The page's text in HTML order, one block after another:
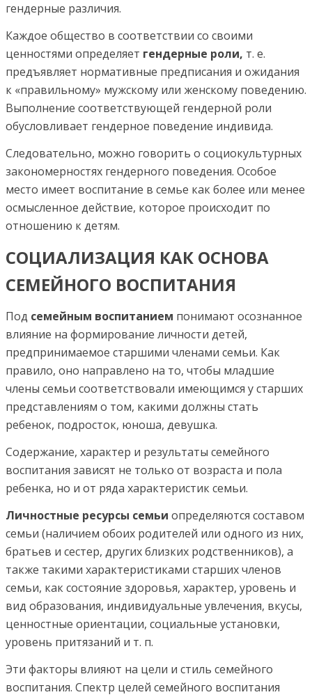
гендерные различия.
Каждое общество в соответствии со своими
ценностями определяет гендерные роли, т. е.
предъявляет нормативные предписания и ожидания
к «правильному» мужскому или женскому поведению.
Выполнение соответствующей гендерной роли
обусловливает гендерное поведение индивида.
Следовательно, можно говорить о социокультурных
закономерностях гендерного поведения. Особое
место имеет воспитание в семье как более или менее
осмысленное действие, которое происходит по
отношению к детям.
СОЦИАЛИЗАЦИЯ КАК ОСНОВА
СЕМЕЙНОГО ВОСПИТАНИЯ
Под семейным воспитанием понимают осознанное
влияние на формирование личности детей,
предпринимаемое старшими членами семьи. Как
правило, оно направлено на то, чтобы младшие
члены семьи соответствовали имеющимся у старших
представлениям о том, какими должны стать
ребенок, подросток, юноша, девушка.
Содержание, характер и результаты семейного
воспитания зависят не только от возраста и пола
ребенка, но и от ряда характеристик семьи.
Личностные ресурсы семьи определяются составом
семьи (наличием обоих родителей или одного из них,
братьев и сестер, других близких родственников), а
также такими характеристиками старших членов
семьи, как состояние здоровья, характер, уровень и
вид образования, индивидуальные увлечения, вкусы,
ценностные ориентации, социальные установки,
уровень притязаний и т. п.
Эти факторы влияют на цели и стиль семейного
воспитания. Спектр целей семейного воспитания